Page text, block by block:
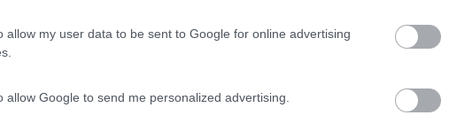
allow my user data to be sent to Google for online advertising
allow Google to send me personalized advertising.